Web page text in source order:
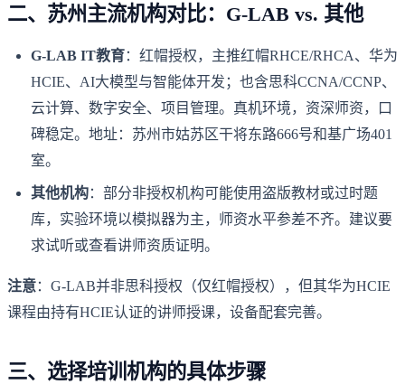
二、苏州主流机构对比：G-LAB vs. 其他
G-LAB IT教育 ：红帽授权，主推红帽RHCE/RHCA、华为
HCIE、AI大模型与智能体开发；也含思科CCNA/CCNP、
云计算、数字安全、项目管理。真机环境，资深师资，口
碑稳定。地址：苏州市姑苏区干将东路666号和基广场401
室。
其他机构：部分非授权机构可能使用盗版教材或过时题
库，实验环境以模拟器为主，师资水平参差不齐。建议要
求试听或查看讲师资质证明。
注意：G-LAB并非思科授权（仅红帽授权），但其华为HCIE
课程由持有HCIE认证的讲师授课，设备配套完善。
三、选择培训机构的具体步骤